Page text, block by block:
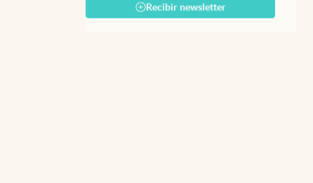
Recibir newsletter